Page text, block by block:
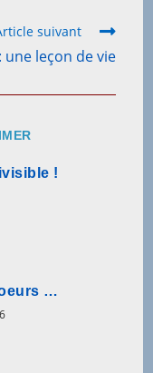
suivant
une leçon de vie
!
…